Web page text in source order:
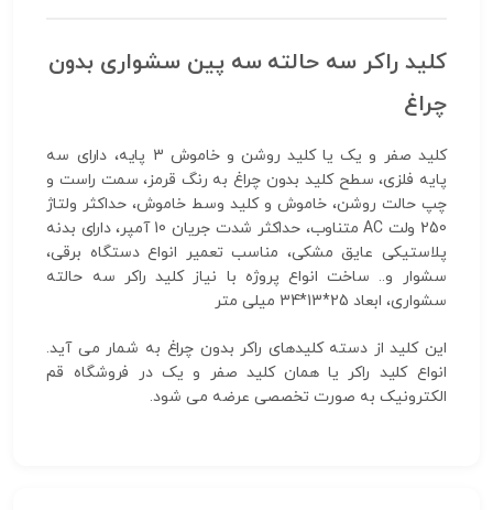
کلید راکر سه حالته سه پین سشواری بدون
چراغ
کلید صفر و یک یا کلید روشن و خاموش 3 پایه، دارای سه
پایه فلزی، سطح کلید بدون چراغ به رنگ قرمز، سمت راست و
چپ حالت روشن، خاموش و کلید وسط خاموش، حداکثر ولتاژ
250 ولت AC متناوب، حداکثر شدت جریان 10 آمپر، دارای بدنه
پلاستیکی عایق مشکی، مناسب تعمیر انواع دستگاه برقی،
سشوار و.. ساخت انواع پروژه با نیاز کلید راکر سه حالته
سشواری، ابعاد 25*13*34 میلی متر
این کلید از دسته کلیدهای راکر بدون چراغ به شمار می آید.
انواع کلید راکر یا همان کلید صفر و یک در فروشگاه قم
الکترونیک به صورت تخصصی عرضه می شود.